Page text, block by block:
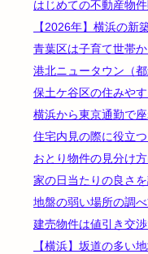
はじめての不動産物
【2026年】横浜の新
青葉区は子育て世帯
港北ニュータウン（
保土ケ谷区の住みや
横浜から東京通勤で
住宅内見の際に役立
おとり物件の見分け方
家の日当たりの良さ
地盤の弱い場所の調べ
建売物件は値引き交
【横浜】坂道の多い